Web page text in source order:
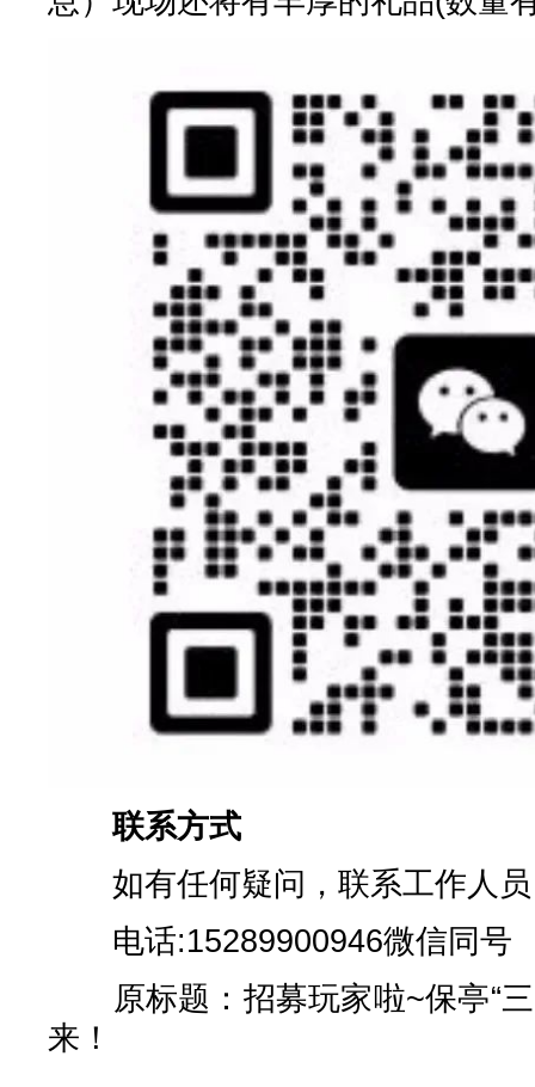
联系方式
如有任何疑问，联系工作人员
电话:15289900946微信同号
原标题：招募玩家啦~保亭“三
来！